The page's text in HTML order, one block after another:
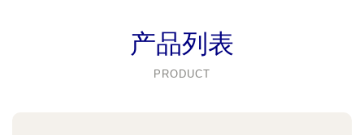
产品列表
PRODUCT